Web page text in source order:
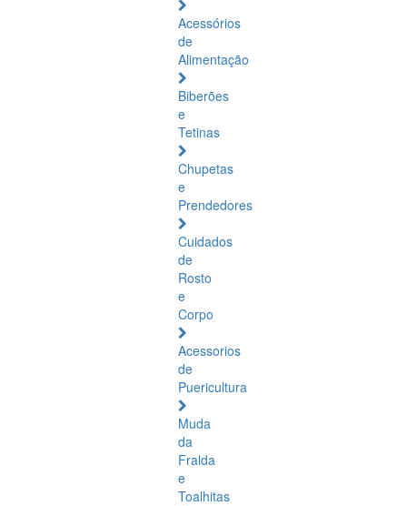
Acessórios
de
Alimentação
Biberões
e
Tetinas
Chupetas
e
Prendedores
Cuidados
de
Rosto
e
Corpo
Acessorios
de
Puericultura
Muda
da
Fralda
e
Toalhitas